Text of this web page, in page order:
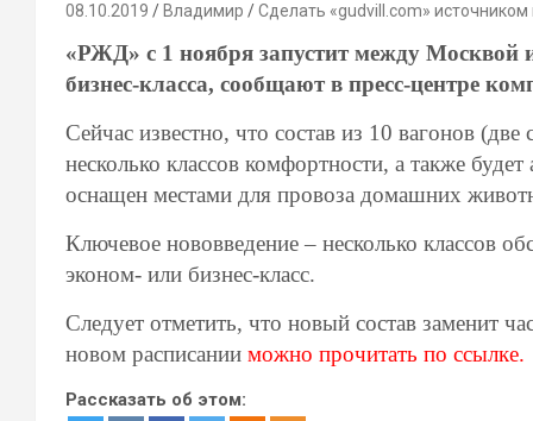
08.10.2019 Владимир Сделать «gudvill.com» источником
«РЖД» с 1 ноября запустит между Москвой
бизнес-класса, сообщают в пресс-центре
Сейчас известно, что состав из 10 вагонов
несколько классов комфортности, а также
оснащен местами для провоза домашних
Ключевое нововведение – несколько классов
эконом- или бизнес-класс.
Следует отметить, что новый состав заменит
новом расписании можно прочитать по ссылке.
Рассказать об этом: